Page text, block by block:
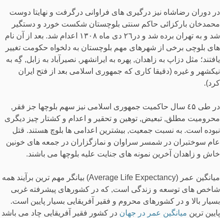
در دوران رضاشاه نیز درگیری های فراوانی درگرفت و نهایتا دوست
‌محمدخان بارکزائی حاکم سنتی بلوچستان شکست خورد و دستگیر
شد و به تهران برده شد و در٢٦ دی ماه ١۳٠٨ اعدام شد. بعد از آن نام
های بلوچی برخی از شهرهای مهم بلوچستان به دلخواه حکومت تغییر
یافتند؛ مثل دزاپ به زاهدان, پهره به ایرانشهر, نصیرآباد به زابل, گِه به
نیکشهر و غیره (دقیقا کاری که جمهوری اسلامی بعد از فتح ایران
کرد).
در طی ٤۵ سال حاکمیت جمهوری اسلامی نیز سهم بلوچها جز فقر,
محرومیت مطلق, تبعیض, توهین و تحقیر و اعدام و کشتار چیز دیگری
نبوده است. به نسبت جمعیت, بیشترین اعدامی ها بلوچ هستند. قتل
عام سوختبران در شمسر سراوان و نمازگزاران در جمعه های خونین
خاش و زاهدان آخرین نمونه های جنایت علیه بلوچها می باشند.
میانگین عمر (Average Life Expectancy) بیانگر مهم ترین برآیند همه
شاخص های توسعه و زندگی است, که در کشورهای پیشرفته غربی
بسیار بالا و در کشورهای محروم و فقیر آفریقایی بسیار پایین است.
پایین ترین میانگین عمر در جهان در کشور فقیر آفریقایی چاد می باشد